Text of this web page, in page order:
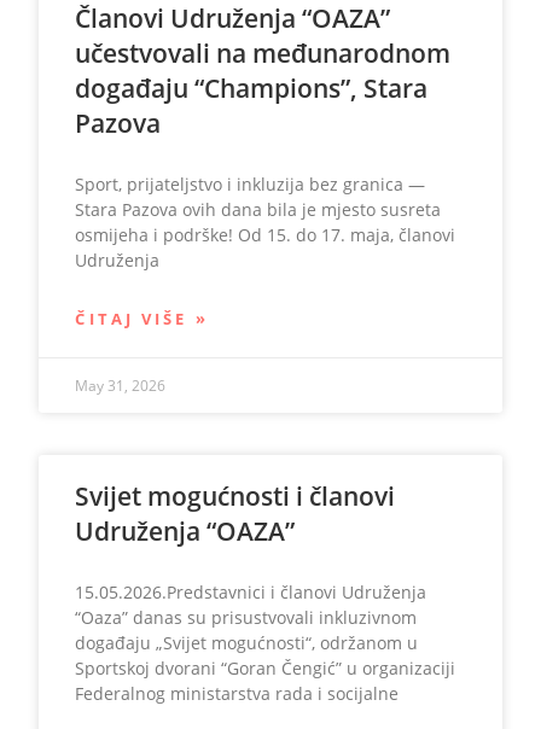
Članovi Udruženja “OAZA”
učestvovali na međunarodnom
događaju “Champions”, Stara
Pazova
Sport, prijateljstvo i inkluzija bez granica —
Stara Pazova ovih dana bila je mjesto susreta
osmijeha i podrške! Od 15. do 17. maja, članovi
Udruženja
ČITAJ VIŠE »
May 31, 2026
Svijet mogućnosti i članovi
Udruženja “OAZA”
15.05.2026.Predstavnici i članovi Udruženja
“Oaza” danas su prisustvovali inkluzivnom
događaju „Svijet mogućnosti“, održanom u
Sportskoj dvorani “Goran Čengić” u organizaciji
Federalnog ministarstva rada i socijalne